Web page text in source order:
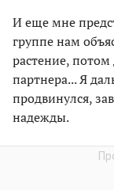
И еще мне
группе нам
растение,
партнера... Я
продвинулся,
надежды.